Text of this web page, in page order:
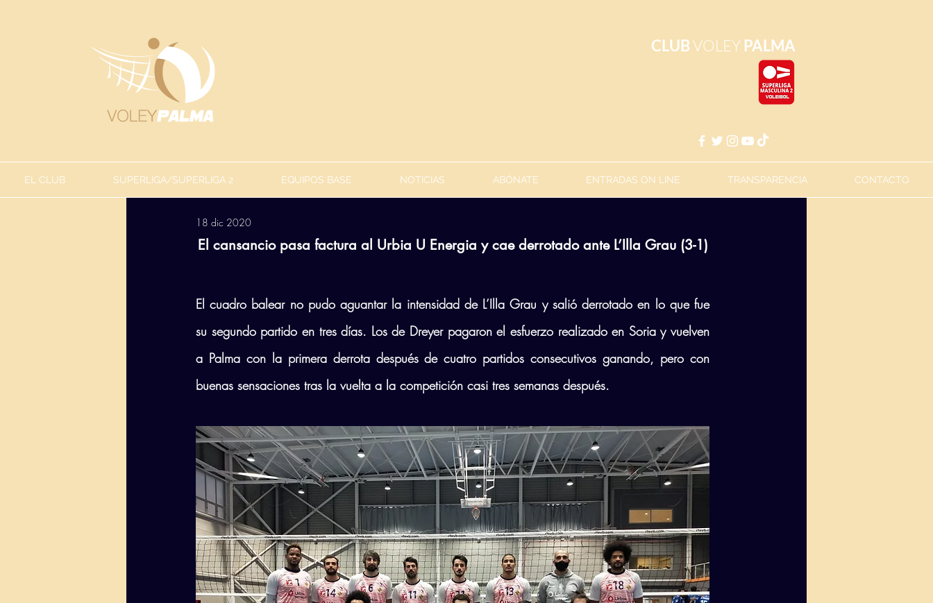
CLUBVOLEY PALMA
EL CLUB SUPERLIGA/SUPERLIGA 2 EQUIPOS BASE NOTICIAS ABÓNATE ENTRADAS ON LINE TRANSPARENCIA CONTACTO
18 dic 2020
El cansancio pasa factura al Urbia U Energia y cae derrotado ante L’Illa Grau (3-1)
El cuadro balear no pudo aguantar la intensidad de L’Illa Grau y salió derrotado en lo que fue
su segundo partido en tres días. Los de Dreyer pagaron el esfuerzo realizado en Soria y vuelven
a Palma con la primera derrota después de cuatro partidos consecutivos ganando, pero con
buenas sensaciones tras la vuelta a la competición casi tres semanas después.